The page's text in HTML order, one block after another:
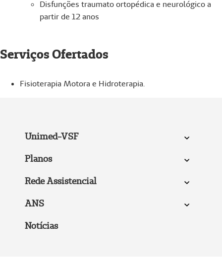
Disfunções traumato ortopédica e neurológico a
partir de 12 anos
Serviços Ofertados
Fisioterapia Motora e Hidroterapia.
Unimed-VSF
Planos
Rede Assistencial
ANS
Notícias